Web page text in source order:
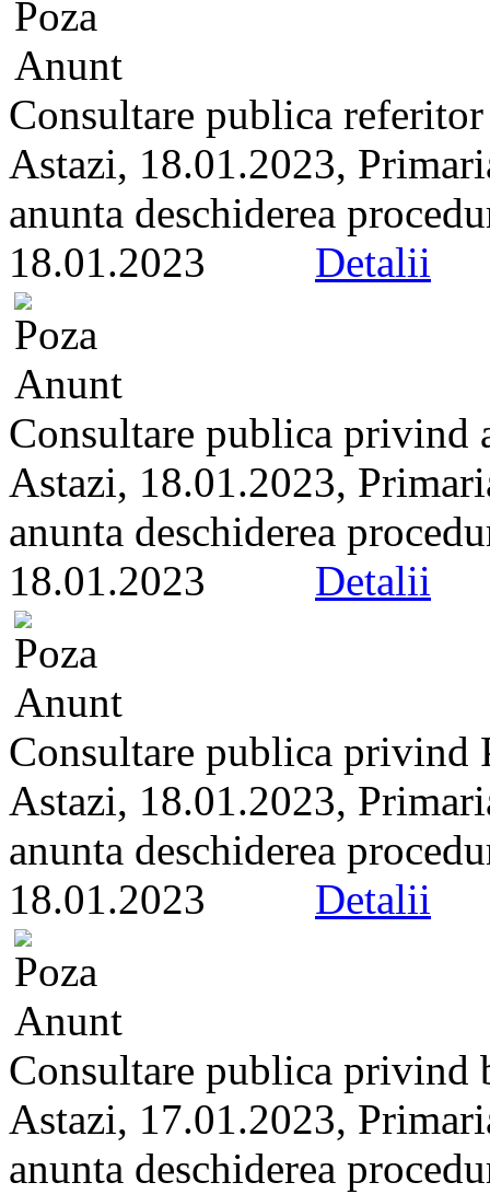
Consultare publica
Astazi, 18.01.2023,
anunta deschiderea
18.01.2023 Detalii
Consultare publica privind
Astazi, 18.01.2023,
anunta deschiderea
18.01.2023 Detalii
Consultare publica privind
Astazi, 18.01.2023,
anunta deschiderea
18.01.2023 Detalii
Consultare publica privind
Astazi, 17.01.2023,
anunta deschiderea